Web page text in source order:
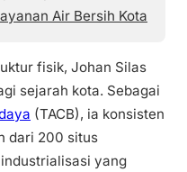
Air Bersih Kota
fisik, Johan Silas
sejarah kota. Sebagai
(TACB), ia konsisten
dari 200 situs
yang